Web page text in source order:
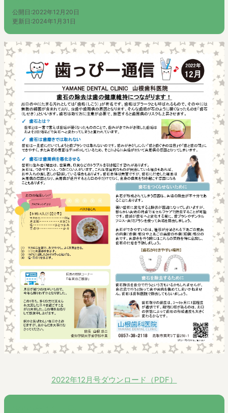
公開日:2022年12月20日
更新日:2024年1月31日
2022年12月号ダウンロード（PDF）